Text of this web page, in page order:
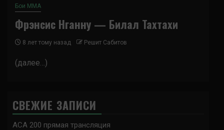
Бои ММА
Фрэнсис Нганну — Билал Тахтахи
8 лет тому назад Решит Сабитов
(далее…)
СВЕЖИЕ ЗАПИСИ
ACA 200 прямая трансляция